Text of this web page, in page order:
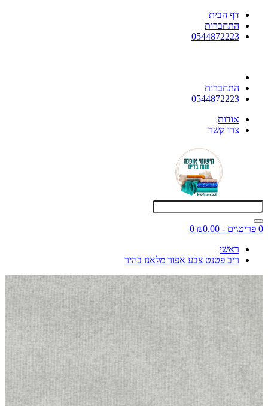
דף הבית
התחברות
0544872223
התחברות
0544872223
אודות
צרו קשר
0 פריט\ים - ₪0.00
0
ראשי
ריב פטנט צבע אפור מלאנז בהיר